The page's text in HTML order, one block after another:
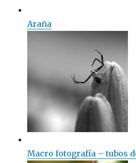
Araña
Macro fotografía – tubos